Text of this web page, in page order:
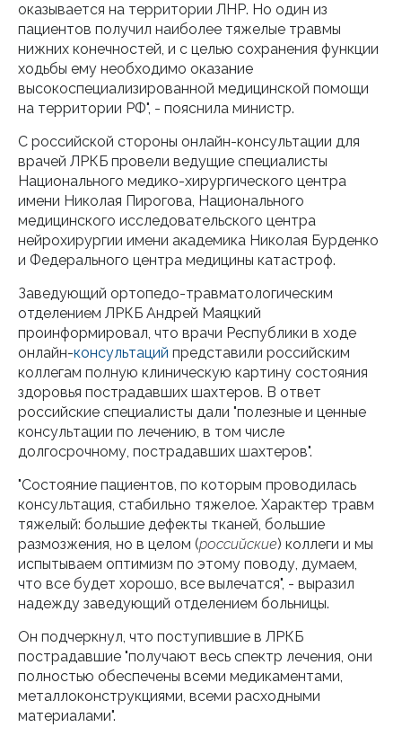
оказывается на территории ЛНР. Но один из
пациентов получил наиболее тяжелые травмы
нижних конечностей, и с целью сохранения функции
ходьбы ему необходимо оказание
высокоспециализированной медицинской помощи
на территории РФ", - пояснила министр.
С российской стороны онлайн-консультации для
врачей ЛРКБ провели ведущие специалисты
Национального медико-хирургического центра
имени Николая Пирогова, Национального
медицинского исследовательского центра
нейрохирургии имени академика Николая Бурденко
и Федерального центра медицины катастроф.
Заведующий ортопедо-травматологическим
отделением ЛРКБ Андрей Маяцкий
проинформировал, что врачи Республики в ходе
онлайн-консультаций представили российским
коллегам полную клиническую картину состояния
здоровья пострадавших шахтеров. В ответ
российские специалисты дали "полезные и ценные
консультации по лечению, в том числе
долгосрочному, пострадавших шахтеров".
"Состояние пациентов, по которым проводилась
консультация, стабильно тяжелое. Характер травм
тяжелый: большие дефекты тканей, большие
размозжения, но в целом (российские) коллеги и мы
испытываем оптимизм по этому поводу, думаем,
что все будет хорошо, все вылечатся", - выразил
надежду заведующий отделением больницы.
Он подчеркнул, что поступившие в ЛРКБ
пострадавшие "получают весь спектр лечения, они
полностью обеспечены всеми медикаментами,
металлоконструкциями, всеми расходными
материалами".